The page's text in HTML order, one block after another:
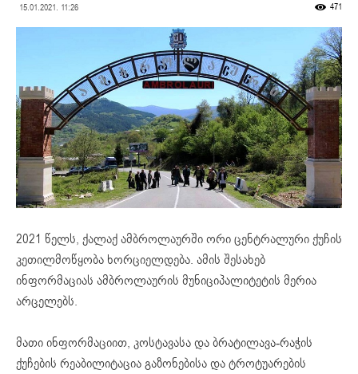
15.01.2021. 11:26 471
2021 წელს, ქალაქ ამბროლაურში ორი ცენტრალური ქუჩის
კეთილმოწყობა ხორციელდება. ამის შესახებ
ინფორმაციას ამბროლაურის მუნიციპალიტეტის მერია
არცელებს.
მათი ინფორმაციით, კოსტავასა და ბრატილავა-რაჭის
ქუჩების რეაბილიტაცია გაზონებისა და ტროტუარების